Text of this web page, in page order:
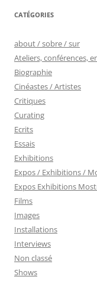
CATÉGORIES
about / sobre / sur
Ateliers, conférences,
Biographie
Cinéastes / Artistes
Critiques
Curating
Ecrits
Essais
Exhibitions
Expos / Exhibitions /
Expos Exhibitions
Films
Images
Installations
Interviews
Non classé
Shows